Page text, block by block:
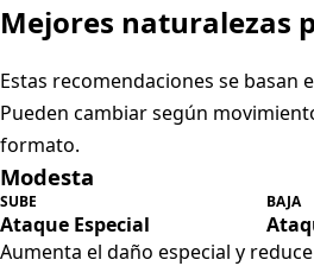
Mejores naturalezas
Estas recomendaciones se basan
Pueden cambiar según
formato.
Modesta
SUBE
Ataque Especial
BAJA
Aumenta el daño especial y